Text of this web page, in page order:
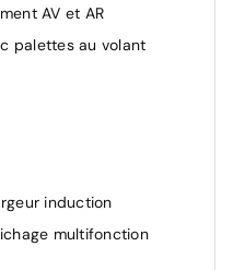
AV et AR
palettes au volant
à l'AR et dans le
jour/nuit automatique
avec fonction Auto-
entièrement rabattable
lombaire
induction
multifonction